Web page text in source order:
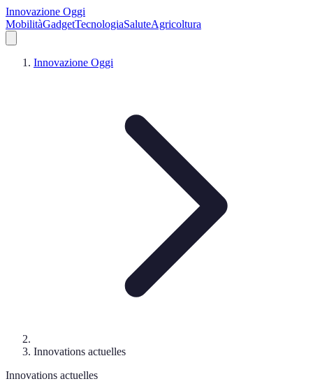
Innovazione Oggi
MobilitàGadgetTecnologiaSaluteAgricoltura
Innovazione Oggi
Innovations actuelles
Innovations actuelles